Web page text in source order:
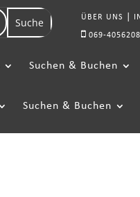
ÜBER UNS
069-
Suchen & Buchen
Suchen & Buchen